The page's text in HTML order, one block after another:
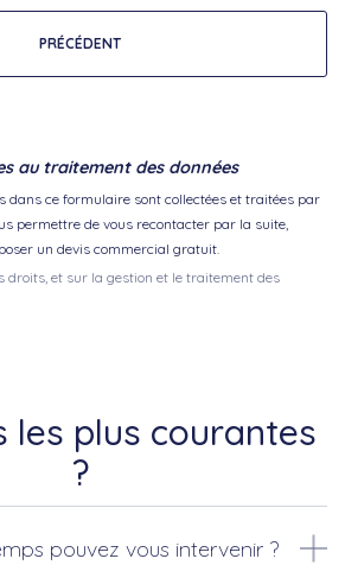
PRÉCÉDENT
au traitement des données
dans ce formulaire sont collectées et traitées par
permettre de vous recontacter par la suite,
un devis commercial gratuit.
droits, et sur la gestion et le traitement des
les plus courantes
?
pouvez vous intervenir ?